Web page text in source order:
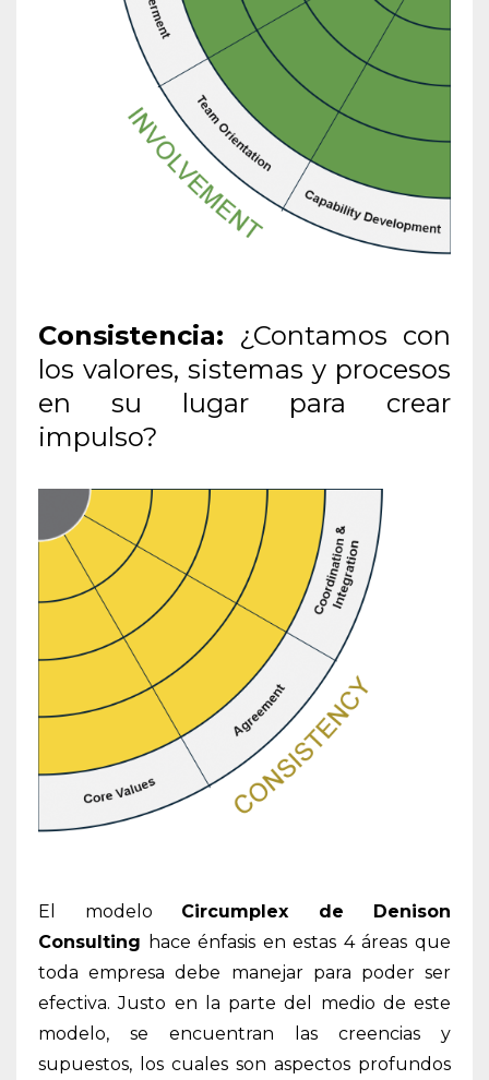
Consistencia: ¿Contamos con
los valores, sistemas y procesos
en su lugar para crear
impulso?
El modelo Circumplex de Denison
Consulting hace énfasis en estas 4 áreas que
toda empresa debe manejar para poder ser
efectiva. Justo en la parte del medio de este
modelo, se encuentran las creencias y
supuestos, los cuales son aspectos profundos